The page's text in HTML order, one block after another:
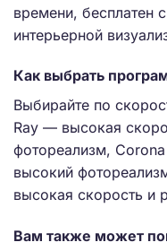
времени, бесплатен
интерьерной
Как выбрать
Выбирайте по
Ray — высокая
фотореализм,
высокий
высокая скорость и
Вам также может